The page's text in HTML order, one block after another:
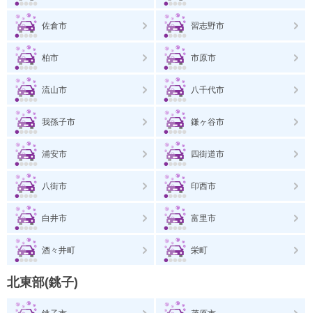
佐倉市 習志野市
柏市 市原市
流山市 八千代市
我孫子市 鎌ヶ谷市
浦安市 四街道市
八街市 印西市
白井市 富里市
酒々井町 栄町
北東部(銚子)